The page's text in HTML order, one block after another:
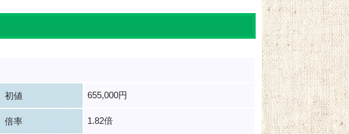
初値 655,000円
倍率 1.82倍